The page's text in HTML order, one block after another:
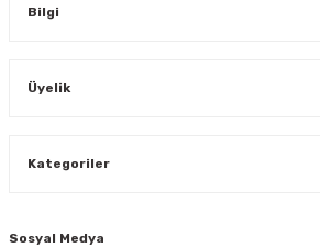
Bilgi
Üyelik
Kategoriler
Sosyal Medya